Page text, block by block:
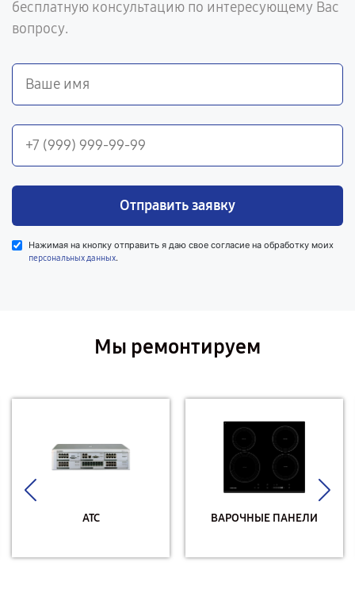
бесплатную консультацию по интересующему Вас
вопросу.
Отправить заявку
Нажимая на кнопку отправить я даю свое согласие на обработку моих
персональных данных.
Мы ремонтируем
АТС ВАРОЧНЫЕ ПАНЕЛИ